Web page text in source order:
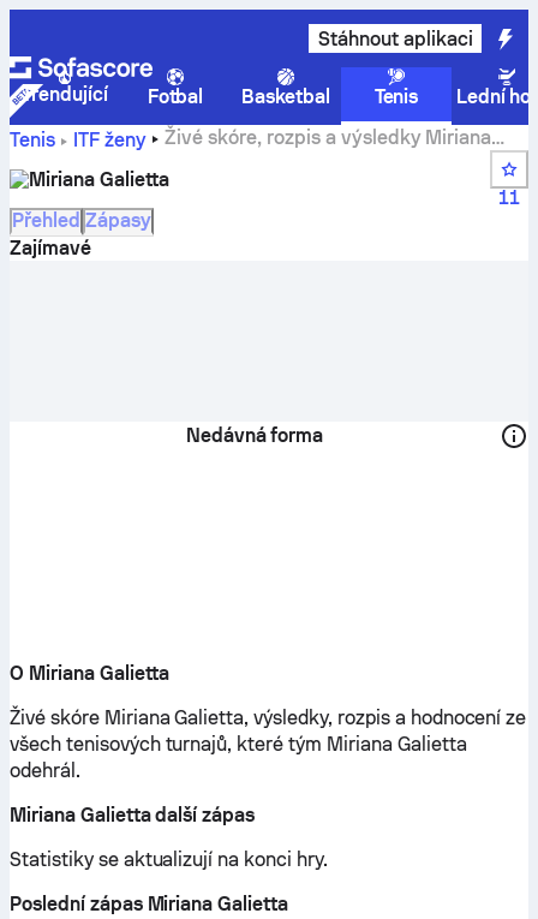
Stáhnout aplikaci
Trendující Fotbal Basketbal Tenis
Lední
Tenis
ITF ženy
Živé skóre, rozpis a výsledky Miriana
Miriana Galietta
11
Přehled Zápasy
Zajímavé
Nedávná forma
O Miriana Galietta
Živé skóre Miriana Galietta, výsledky, rozpis a hodnocení ze
všech tenisových turnajů, které tým Miriana Galietta
odehrál.
Miriana Galietta další zápas
Statistiky se aktualizují na konci hry.
Poslední zápas Miriana Galietta